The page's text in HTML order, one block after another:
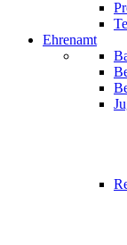
Ehrenamt